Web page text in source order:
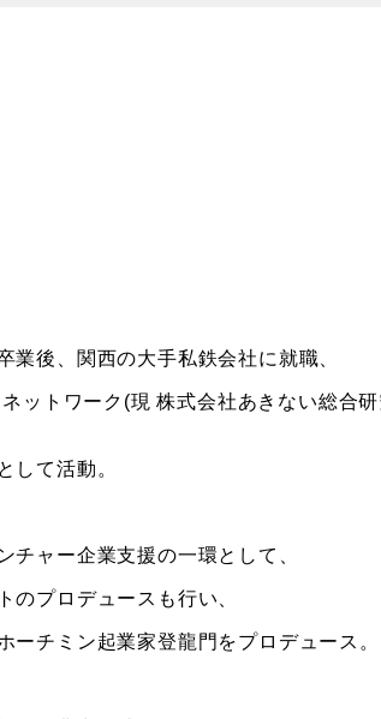
後、関西の大手私鉄会社に就職、
ットワーク(現 株式会社あきない総合
して活動。
チャー企業支援の一環として、
のプロデュースも行い、
チミン起業家登龍門をプロデュース。